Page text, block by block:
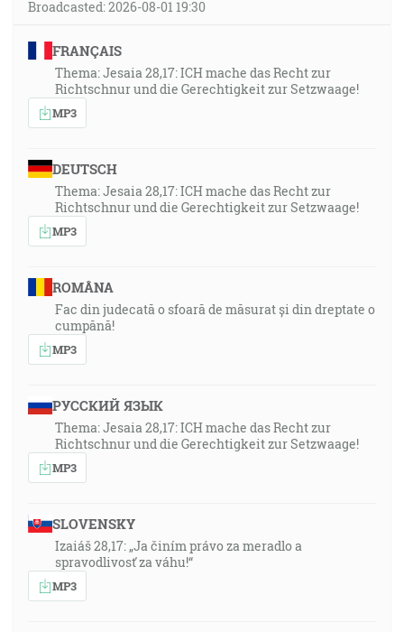
Broadcasted: 2026-08-01 19:30
FRANÇAIS
Thema: Jesaia 28,17: ICH mache das Recht zur
Richtschnur und die Gerechtigkeit zur Setzwaage!
MP3
DEUTSCH
Thema: Jesaia 28,17: ICH mache das Recht zur
Richtschnur und die Gerechtigkeit zur Setzwaage!
MP3
ROMÂNA
Fac din judecată o sfoară de măsurat și din dreptate o
cumpănă!
MP3
РУССКИЙ ЯЗЫК
Thema: Jesaia 28,17: ICH mache das Recht zur
Richtschnur und die Gerechtigkeit zur Setzwaage!
MP3
SLOVENSKY
Izaiáš 28,17: „Ja činím právo za meradlo a
spravodlivosť za váhu!“
MP3